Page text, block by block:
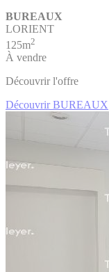
BUREAUX
LORIENT
125m2
À vendre
Découvrir l'offre
Découvrir BUREAUX